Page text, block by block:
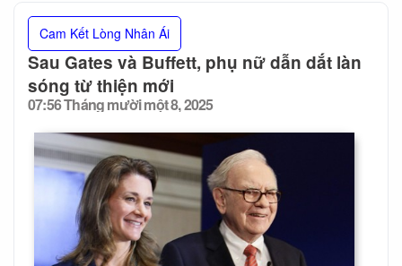
Cam Kết Lòng Nhân Ái
Sau Gates và Buffett, phụ nữ dẫn dắt làn
sóng từ thiện mới
Posted
on
07:56 Tháng mười một 8, 2025